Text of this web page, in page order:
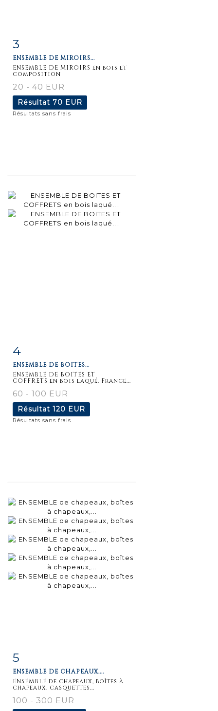
3
ENSEMBLE DE MIROIRS...
ENSEMBLE DE MIROIRS en bois et
composition
20 - 40 EUR
Résultat 70 EUR
Résultats sans frais
4
ENSEMBLE DE BOITES...
ENSEMBLE DE BOITES ET
COFFRETS en bois laqué. France...
60 - 100 EUR
Résultat 120 EUR
Résultats sans frais
5
ENSEMBLE DE CHAPEAUX,...
ENSEMBLE de chapeaux, boîtes à
chapeaux, casquettes...
100 - 300 EUR